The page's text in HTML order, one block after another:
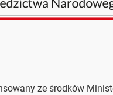
ze środków